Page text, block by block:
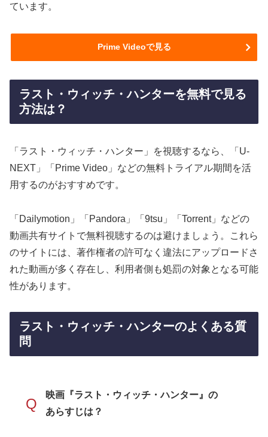
ています。
Prime Videoで見る
ラスト・ウィッチ・ハンターを無料で見る
方法は？
「ラスト・ウィッチ・ハンター」を視聴するなら、「U-
NEXT」「Prime Video」などの無料トライアル期間を活
用するのがおすすめです。
「Dailymotion」「Pandora」「9tsu」「Torrent」などの
動画共有サイトで無料視聴するのは避けましょう。これら
のサイトには、著作権者の許可なく違法にアップロードさ
れた動画が多く存在し、利用者側も処罰の対象となる可能
性があります。
ラスト・ウィッチ・ハンターのよくある質
問
Q
映画『ラスト・ウィッチ・ハンター』の
あらすじは？